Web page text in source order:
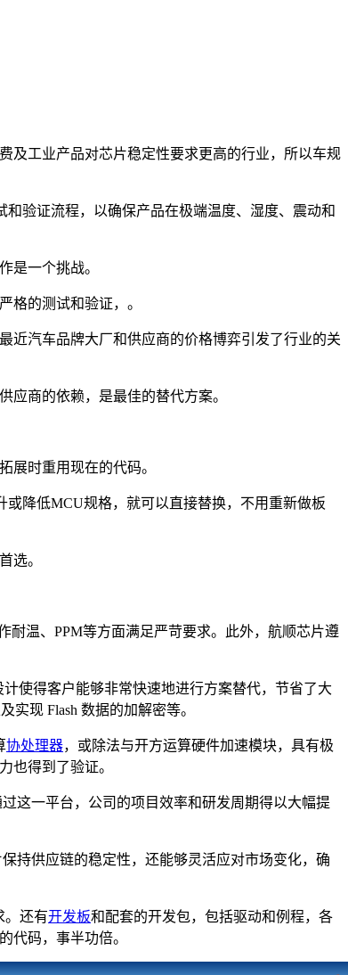
及工业产品对芯片稳定性要求更高的行业，所以车规
验证流程，以确保产品在极端温度、湿度、震动和
是一个挑战。
格的测试和验证，。
近汽车品牌大厂和供应商的价格博弈引发了行业的关
应商的依赖，是最佳的替代方案。
展时重用现在的代码。
降低MCU规格，就可以直接替换，不用重新做板
选。
温、PPM等方面满足严苛要求。此外，航顺芯片遵
使得客户能够非常快速地进行方案替代，节省了大
实现 Flash 数据的加解密等。
协处理器，或除法与开方运算硬件加速模块，具有极
也得到了验证。
这一平台，公司的项目效率和研发周期得以大幅提
持供应链的稳定性，还能够灵活应对市场变化，确
。还有开发板和配套的开发包，包括驱动和例程，各
代码，事半功倍。